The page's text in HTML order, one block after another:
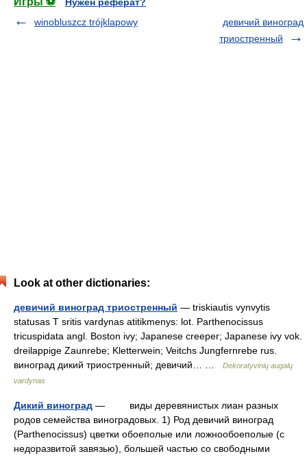
winobluszcz trójklapowy
девичий виноград
триостренный
Look at other dictionaries:
девичий виноград триостренный — triskiautis vynvytis
statusas T sritis vardynas atitikmenys: lot. Parthenocissus
tricuspidata angl. Boston ivy; Japanese creeper; Japanese ivy vok.
dreilappige Zaunrebe; Kletterwein; Veitchs Jungfernrebe rus.
виноград дикий триостренный; девичий… …
Dekoratyvinių augalų
vardynas
Дикий виноград — виды деревянистых лиан разных
родов семейства виноградовых. 1) Род девичий виноград
(Parthenocissus) цветки обоеполые или ложнообоеполые (с
недоразвитой завязью), большей частью со свободными